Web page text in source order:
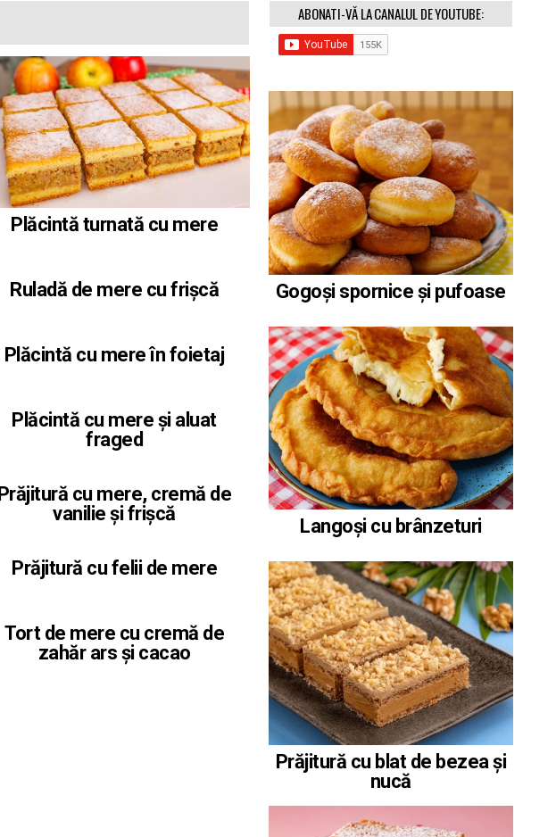
Plăcintă turnată cu mere
Ruladă de mere cu frișcă
Plăcintă cu mere în foietaj
Plăcintă cu mere și aluat
fraged
Prăjitură cu mere, cremă de
vanilie și frișcă
Prăjitură cu felii de mere
Tort de mere cu cremă de
zahăr ars și cacao
ABONATI-VĂ LA CANALUL DE YOUTUBE:
Gogoși spornice și pufoase
Langoși cu brânzeturi
Prăjitură cu blat de bezea și
nucă